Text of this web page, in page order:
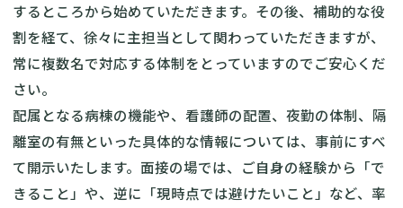
するところから始めていただきます。その後、補助的な役
割を経て、徐々に主担当として関わっていただきますが、
常に複数名で対応する体制をとっていますのでご安心くだ
さい。
配属となる病棟の機能や、看護師の配置、夜勤の体制、隔
離室の有無といった具体的な情報については、事前にすべ
て開示いたします。面接の場では、ご自身の経験から「で
きること」や、逆に「現時点では避けたいこと」など、率